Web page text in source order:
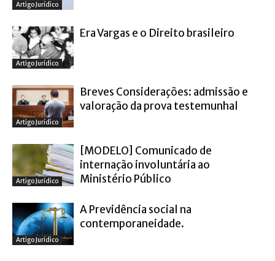
Artigo Jurídico
Artigo Jurídico
Era Vargas e o Direito brasileiro
Artigo Jurídico
Breves Considerações: admissão e
valoração da prova testemunhal
Artigo Jurídico
[MODELO] Comunicado de
internação involuntária ao
Ministério Público
Artigo Jurídico
A Previdência social na
contemporaneidade.